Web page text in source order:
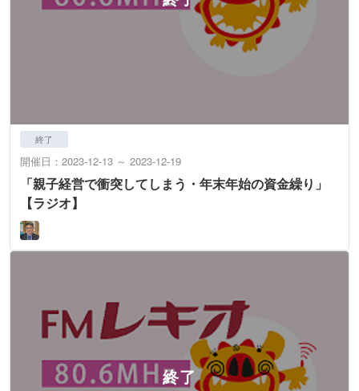
終了
開催日：2023-12-13 ～ 2023-12-19
「親子経営で衝突してしまう・年末年始の資金繰り」
【ラジオ】